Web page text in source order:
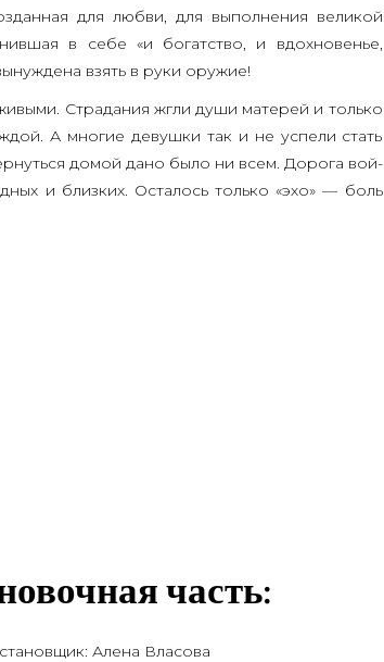
для люб­ви, для выпол­не­ния вели­кой
в себе «и богат­ство, и вдох­но­ве­нье,
взять в руки оружие!
Стра­да­ния жгли души мате­рей и толь­ко
А мно­гие девуш­ки так и не успе­ли стать
домой дано было ни всем. Доро­га вой­
и близ­ких. Оста­лось толь­ко «эхо» — боль
часть:
Але­на Власова